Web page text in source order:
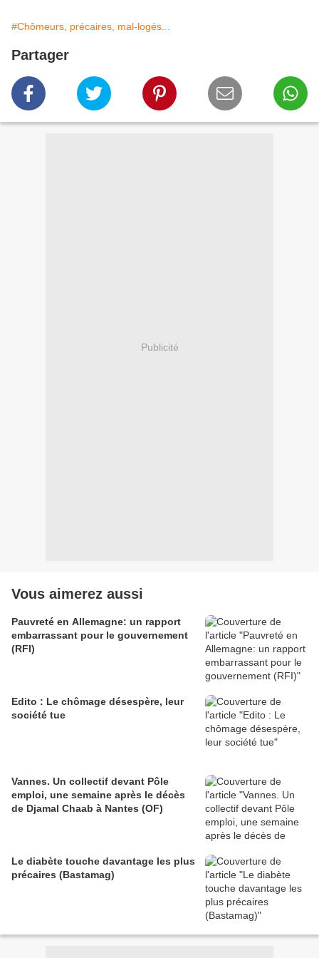
#Chômeurs, précaires, mal-logés...
Partager
Publicité
Vous aimerez aussi
Pauvreté en Allemagne: un rapport
embarrassant pour le gouvernement
(RFI)
Edito : Le chômage désespère, leur
société tue
Vannes. Un collectif devant Pôle
emploi, une semaine après le décès
de Djamal Chaab à Nantes (OF)
Le diabète touche davantage les plus
précaires (Bastamag)